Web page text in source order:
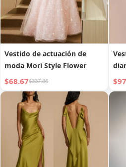
Vestido de actuación de
moda Mori Style Flower
$68.67$337.86